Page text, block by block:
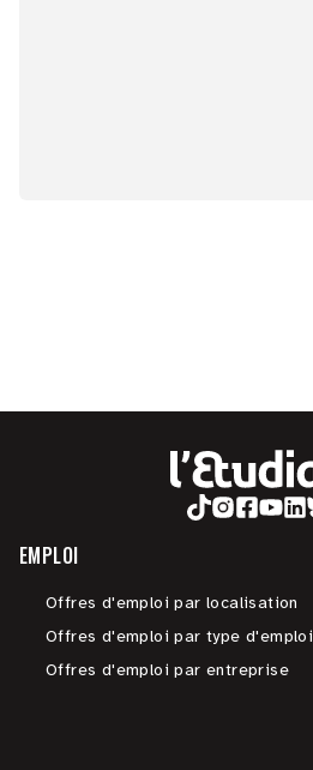
EMPLOI
Offres d'emploi par localisation
Offres d'emploi par type d'emploi
Offres d'emploi par entreprise